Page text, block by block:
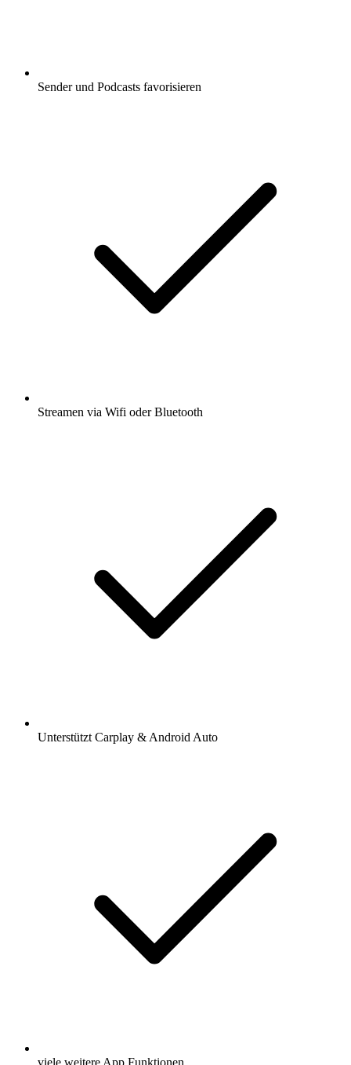
Sender und Podcasts favorisieren
Streamen via Wifi oder Bluetooth
Unterstützt Carplay & Android Auto